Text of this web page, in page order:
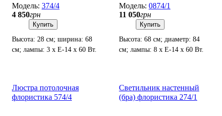
374/4
4 850грн
Купить
Высота: 28 см; ширина: 68
см; лампы: 3 х Е-14 х 60 Вт.
0874/1
11 050грн
Купить
Высота: 68 см; диаметр: 84
см; лампы: 8 х Е-14 х 60 Вт.
Люстра потолочная
флористика 574/4
Светильник настенный
(бра) флористика 274/1